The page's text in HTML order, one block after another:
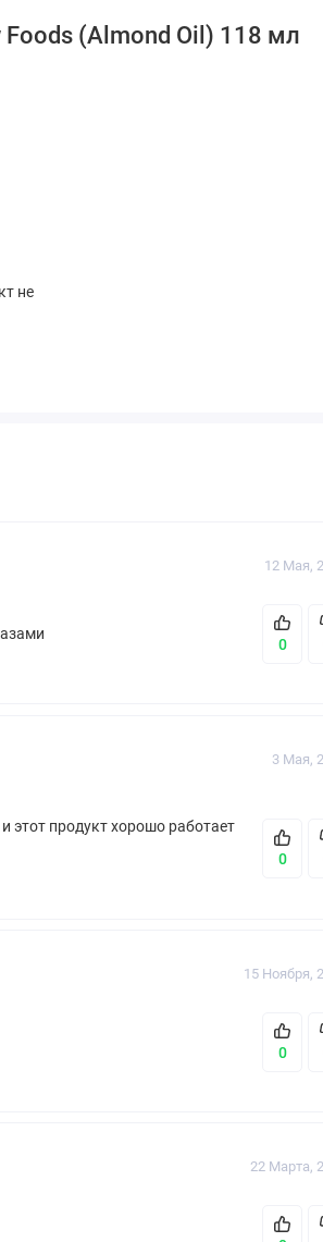
глаз.(Almond Oil) 118 мл
не
12 Мая,
0
3 Мая,
этот продукт хорошо работает
0
15 Ноября,
0
22 Марта,